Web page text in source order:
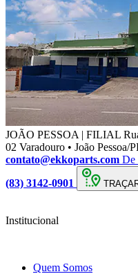
JOÃO PESSOA | FILIAL
02 Varadouro • João Pessoa/
contato@ekkoparts.com De
(83) 3142-0901
Institucional
Quem Somos